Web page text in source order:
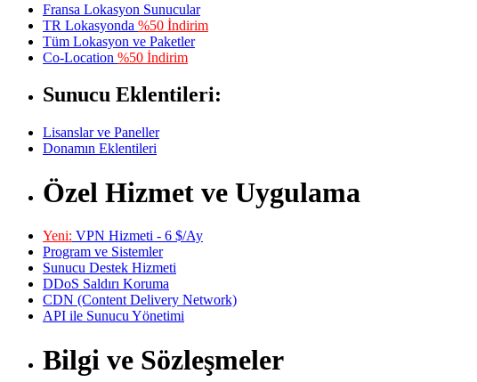
Fransa Lokasyon Sunucular
TR Lokasyonda %50 İndirim
Tüm Lokasyon ve Paketler
Co-Location %50 İndirim
Sunucu Eklentileri:
Lisanslar ve Paneller
Donamın Eklentileri
Özel Hizmet ve Uygulama
Yeni: VPN Hizmeti - 6 $/Ay
Program ve Sistemler
Sunucu Destek Hizmeti
DDoS Saldırı Koruma
CDN (Content Delivery Network)
API ile Sunucu Yönetimi
Bilgi ve Sözleşmeler